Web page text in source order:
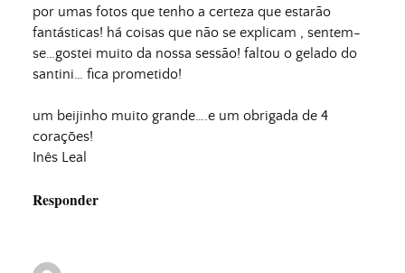
por umas fotos que tenho a certeza que estarão
fantásticas! há coisas que não se explicam , sentem-
se…gostei muito da nossa sessão! faltou o gelado do
santini… fica prometido!
um beijinho muito grande….e um obrigada de 4
corações!
Inês Leal
Responder